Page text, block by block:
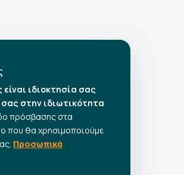
ιδιοκτησία σας
στην ιδιωτικότητα
πρόσβασης στα
που θα χρησιμοποιούμε
Προσωπικά